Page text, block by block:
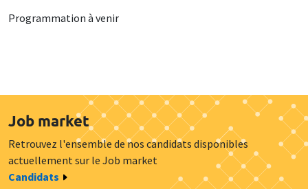
Programmation à venir
Job market
Retrouvez l'ensemble de nos candidats disponibles
actuellement sur le Job market
Candidats